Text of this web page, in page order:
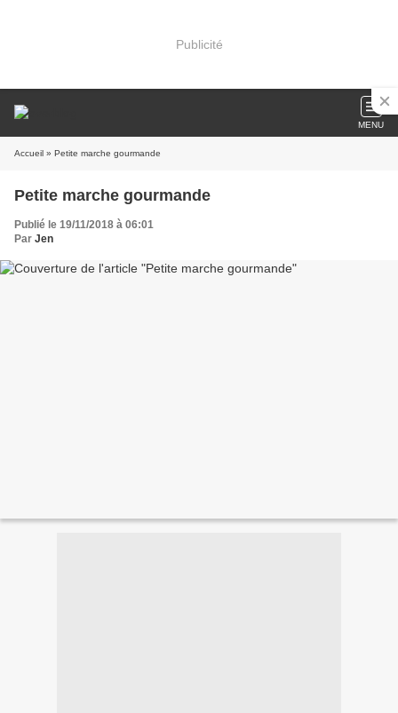
Publicité
MENU
Accueil » Petite marche gourmande
Petite marche gourmande
Publié le 19/11/2018 à 06:01
Par Jen